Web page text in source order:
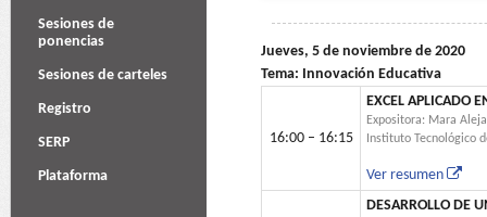
Sesiones de
ponencias
Sesiones de carteles
Registro
SERP
Plataforma
Jueves, 5 de noviembre de 2020
Tema: Innovación Educativa
16:00 – 16:15
EXCEL APLICADO
Expositora: Mara
Instituto Tecnológico
Ver resumen
DESARROLLO DE